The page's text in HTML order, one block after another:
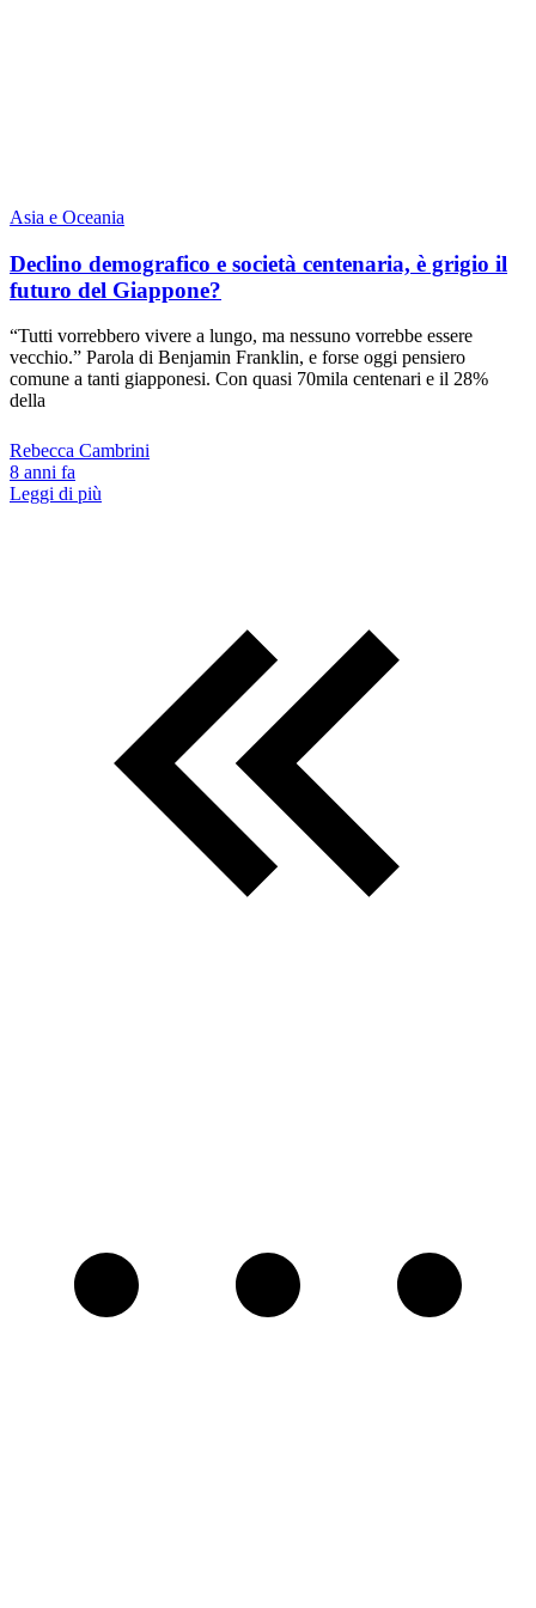
Asia e Oceania
Declino demografico e società centenaria, è grigio il
futuro del Giappone?
“Tutti vorrebbero vivere a lungo, ma nessuno vorrebbe essere
vecchio.” Parola di Benjamin Franklin, e forse oggi pensiero
comune a tanti giapponesi. Con quasi 70mila centenari e il 28%
della
Rebecca Cambrini
8 anni fa
Leggi di più